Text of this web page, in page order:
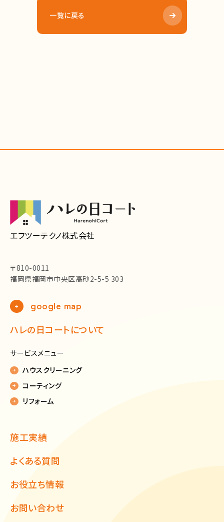
一覧に戻る
エフツーテクノ株式会社
〒810-0011
福岡県福岡市中央区高砂2-5-5 303
google map
ハレの日コートについて
サービスメニュー
ハウスクリーニング
コーティング
リフォーム
施工実績
よくある質問
お役立ち情報
お問い合わせ